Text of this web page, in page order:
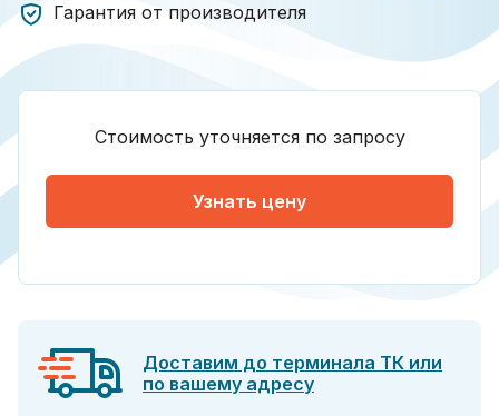
Гарантия от производителя
Стоимость уточняется по запросу
Узнать цену
Доставим до терминала ТК или
по вашему адресу